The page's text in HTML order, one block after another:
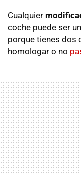
Cualquier
coche puede ser
porque tienes dos
homologar o no